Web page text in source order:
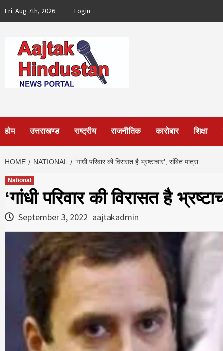
Fri. Aug 7th, 2026 Login
होम उत्तराखण्ड राष्ट्रीय राजनीतिक कारोबार शिक्षा
HOME NATIONAL ‘गांधी परिवार की विरासत है भ्रष्टाचार’, संबित पात्रा
National
‘गांधी परिवार की विरासत है
September 3, 2022 aajtakadmin